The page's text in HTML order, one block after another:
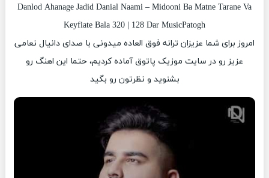
Danlod Ahanage Jadid Danial Naami – Midooni Ba Matne Tarane Va
Keyfiate Bala 320 | 128 Dar MusicPatogh
امروز برای شما عزیزان ترانه فوق العاده میدونی با صدای دانیال نعامی
عزیز رو در سایت موزیک پاتوق آماده کردیم، حتما این اهنگ رو
بشنوید و نظرتون رو بگید